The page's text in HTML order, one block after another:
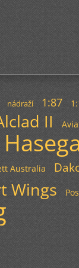
nádraží 1:87
II
Australia
Wings